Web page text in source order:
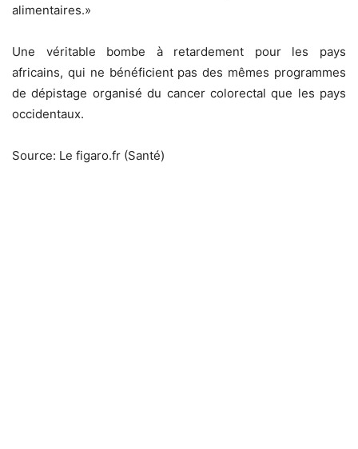
alimentaires.»
Une véritable bombe à retardement pour les pays
africains, qui ne bénéficient pas des mêmes programmes
de dépistage organisé du cancer colorectal que les pays
occidentaux.
Source: Le figaro.fr (Santé)